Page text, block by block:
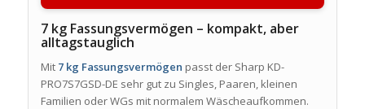
7 kg Fassungsvermögen – kompakt, aber
alltagstauglich
Mit 7 kg Fassungsvermögen passt der Sharp KD-
PRO7S7GSD-DE sehr gut zu Singles, Paaren, kleinen
Familien oder WGs mit normalem Wäscheaufkommen.